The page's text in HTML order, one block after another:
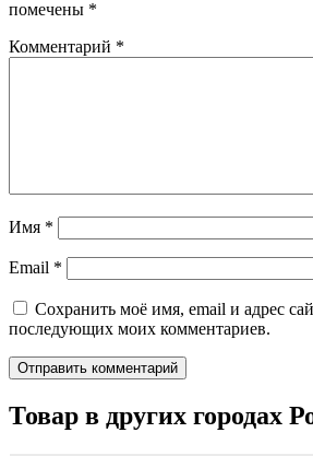
помечены *
Комментарий *
Имя *
Email *
Сохранить моё имя, email и адрес
последующих моих комментариев.
Товар в других городах